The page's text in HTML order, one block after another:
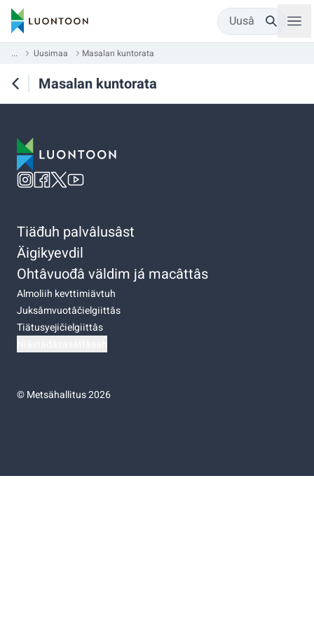
Uusâ
... Uusimaa Masalan kuntorata
Masalan kuntorata
Tiäđuh palvâlusâst
Äigikyevdil
Ohtâvuođâ väldim já macâttâs
Almoliih kevttimiävtuh
Juksâmvuotâčielgiittâs
Tiätusyejičielgiittâs
©Metsähallitus 2026